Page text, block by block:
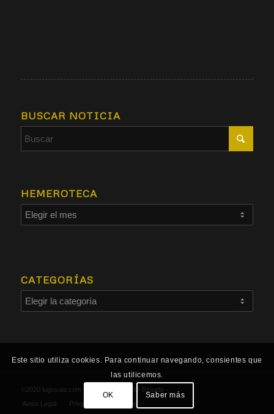
BUSCAR NOTICIA
HEMEROTECA
CATEGORÍAS
©2020 lugosala.com - Powered by HCO Estudio -
Aviso Legal
Privacidad Cookies
Este sitio utiliza cookies. Para continuar navegando, consientes que
las utilicemos.
OK Saber más